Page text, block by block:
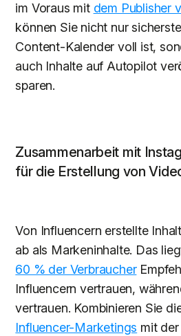
im Voraus mit dem Publisher
können Sie nicht nur
Content-Kalender voll ist,
auch Inhalte auf Autopilot
sparen.
Zusammenarbeit mit
für die Erstellung von
Von Influencern erstellte
ab als Markeninhalte. Das
60 % der Verbraucher
Influencern vertrauen,
vertrauen. Kombinieren Sie
Influencer-Marketings mit